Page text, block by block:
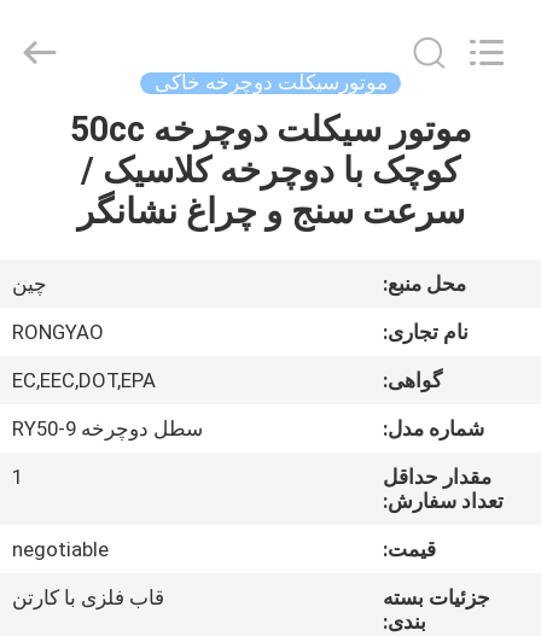
محصولات
درباره
کارخانه
کنترل
Vehicle
Co.,Ltd.
موتورسیکلت دوچرخه خاکی
موتور سیکلت دوچرخه 50cc
کوچک با دوچرخه کلاسیک /
سرعت سنج و چراغ نشانگر
محل منبع:
چين
نام تجاری:
RONGYAO
گواهی:
EC,EEC,DOT,EPA
شماره مدل:
سطل دوچرخه RY50-9
مقدار حداقل
تعداد سفارش:
1
قیمت:
negotiable
جزئیات بسته
بندی:
قاب فلزی با کارتن